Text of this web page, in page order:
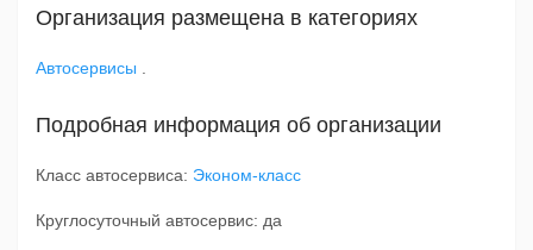
Организация размещена в категориях
Автосервисы
Подробная информация об организации
Класс автосервиса: Эконом-класс
Круглосуточный автосервис: да